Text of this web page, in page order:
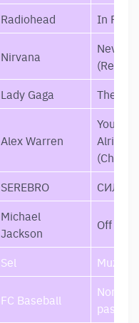
Radiohead In
Nirvana
Lady Gaga The
Alex Warren
You’ll
Alright,
SEREBRO СИЛА
Michael
Jackson
Off the
Sel Muzika
FC Baseball
Noriu,